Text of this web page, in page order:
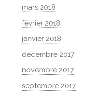
mars 2018
février 2018
janvier 2018
décembre 2017
novembre 2017
septembre 2017